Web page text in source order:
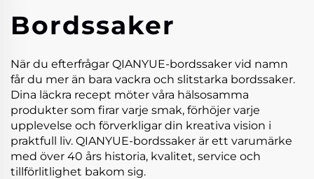
Bordssaker
När du efterfrågar QIANYUE-bordssaker vid namn
får du mer än bara vackra och slitstarka bordssaker.
Dina läckra recept möter våra hälsosamma
produkter som firar varje smak, förhöjer varje
upplevelse och förverkligar din kreativa vision i
praktfull liv. QIANYUE-bordssaker är ett varumärke
med över 40 års historia, kvalitet, service och
tillförlitlighet bakom sig.